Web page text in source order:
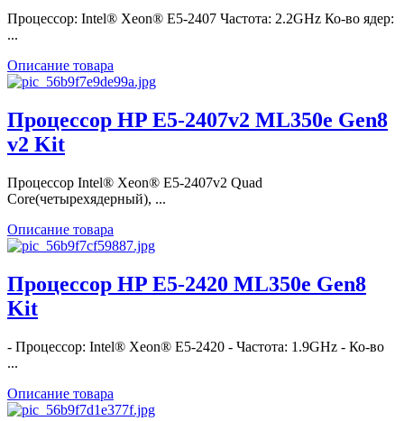
Процессор: Intel® Xeon® E5-2407 Частота: 2.2GHz Ко-во ядер:
...
Описание товара
Процессор HP E5-2407v2 ML350e Gen8
v2 Kit
Процессор Intel® Xeon® E5-2407v2 Quad
Core(четырехядерный), ...
Описание товара
Процессор HP E5-2420 ML350e Gen8
Kit
- Процессор: Intel® Xeon® E5-2420 - Частота: 1.9GHz - Ко-во
...
Описание товара